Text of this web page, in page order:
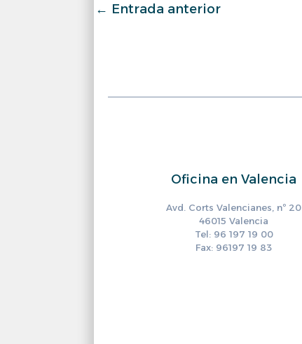
← Entrada anterior
Oficina en Valencia
Avd. Corts Valencianes, nº 20
46015 Valencia
Tel: 96 197 19 00
Fax: 96197 19 83